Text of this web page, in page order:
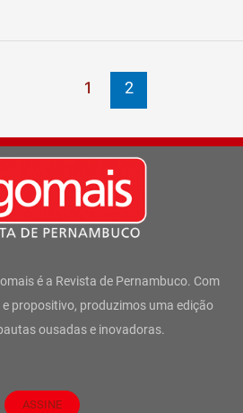
1 2
é a Revista de Pernambuco. Com
propositivo, produzimos uma edição
ousadas e inovadoras.
ASSINE